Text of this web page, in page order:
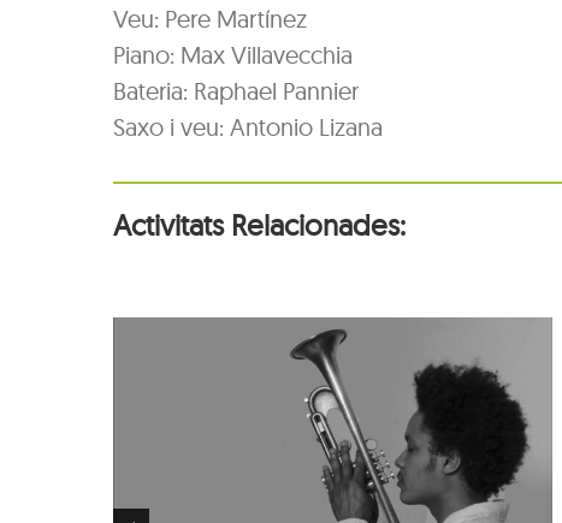
Veu: Pere Martínez
Piano: Max Villavecchia
Bateria: Raphael Pannier
Saxo i veu: Antonio Lizana
Activitats Relacionades:
Lucia Fumero